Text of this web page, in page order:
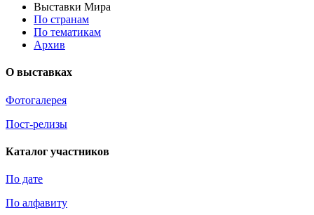
Выставки Мира
По странам
По тематикам
Архив
О выставках
Фотогалерея
Пост-релизы
Каталог участников
По дате
По алфавиту